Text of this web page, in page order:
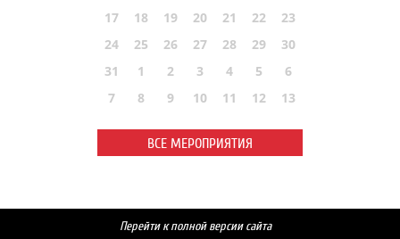
17
18 19 20 21 22
23
24
25 26 27 28 29
30
31
1 2 3 4 5
6
7
8 9 10 11 12 13
ВСЕ МЕРОПРИЯТИЯ
Перейти к полной версии сайта